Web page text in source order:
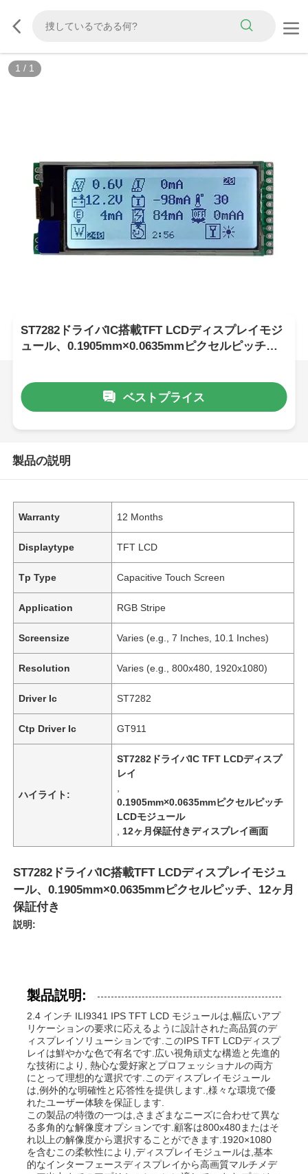
1 / 1
ST7282ドライバIC搭載TFT LCDディスプレイモジ
ュール、0.1905mm×0.0635mmピクセルピッチ、
ベストプライス
製品の説明
Warranty 12 Months
Displaytype TFT LCD
Tp Type Capacitive Touch Screen
Application RGB Stripe
Screensize Varies (e.g., 7 Inches, 10.1 Inches)
Resolution Varies (e.g., 800x480, 1920x1080)
Driver Ic ST7282
Ctp Driver Ic GT911
ハイライト:
ST7282ドライバIC TFT LCDディスプ
レイ
0.1905mm×0.0635mmピクセルピッチ
LCDモジュール
12ヶ月保証付きディスプレイ画面
ST7282ドライバIC搭載TFT LCDディスプレイモジュ
ール、0.1905mm×0.0635mmピクセルピッチ、12ヶ月
保証付き
説明:
製品説明:
2.4 インチ ILI9341 IPS TFT LCD モジュールは,幅広いアプ
リケーションの要求に応えるように設計された高品質のデ
ィスプレイソリューションです.このIPS TFT LCDディスプ
レイは鮮やかな色で有名です.広い視角頑丈な構造と先進的
な技術により, 熱心な愛好家とプロフェッショナルの両方
にとって理想的な選択です.このディスプレイモジュール
は,例外的な明確性と応答性を提供します.,様々な環境で優
れたユーザー体験を保証します.
この製品の特徴の一つは,さまざまなニーズに合わせて異な
る多角的な解像度オプションです.顧客は800x480またはそ
れ以上の解像度から選択することができます.1920×1080
を含むこの柔軟性により,ディスプレイモジュールは,基本
的なインターフェースディスプレイから高画質マルチメデ